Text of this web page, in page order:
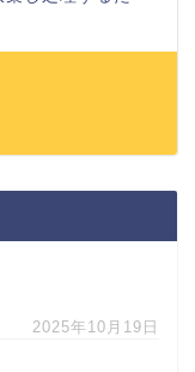
2025年10月19日